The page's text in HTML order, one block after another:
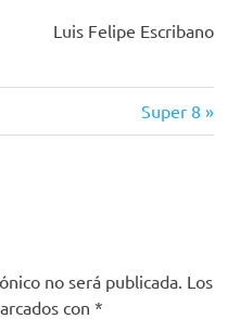
Luis Felipe Escribano
Siguiente
entrada:
Super 8
no será publicada. Los
con *